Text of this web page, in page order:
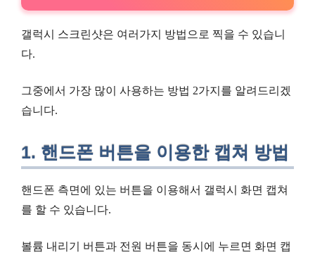
갤럭시 스크린샷은 여러가지 방법으로 찍을 수 있습니
다.
그중에서 가장 많이 사용하는 방법 2가지를 알려드리겠
습니다.
1. 핸드폰 버튼을 이용한 캡쳐 방법
핸드폰 측면에 있는 버튼을 이용해서 갤럭시 화면 캡쳐
를 할 수 있습니다.
볼륨 내리기 버튼과 전원 버튼을 동시에 누르면 화면 캡